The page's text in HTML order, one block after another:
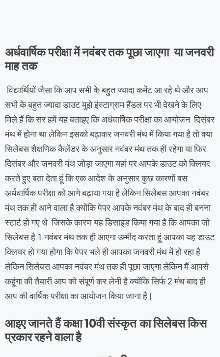
अर्धवार्षिक परीक्षा में नवंबर तक पूछा जाएगा या जनवरी
माह तक
विद्यार्थियों जैसा कि आप सभी के बहुत ज्यादा कमेंट आ रहे थे और आप
सभी के बहुत ज्यादा डाउट मुझे इंस्टाग्राम हैंडल पर भी देखने के लिए
मिले हैं कि सर हमें यह बताइए कि अर्धवार्षिक परीक्षा का आयोजन दिसंबर
मंथ में होना था लेकिन इसको बढ़ाकर जनवरी मंथ में किया गया है तो क्या
सिलेबस शैक्षणिक कैलेंडर के अनुसार नवंबर मंथ तक ही रहेगा या फिर
दिसंबर और जनवरी मंथ जोड़ा जाएगा यहां पर आपके डाउट को क्लियर
करते हुए बता देता हूं कि एक आदेश के अनुसार कुछ कारणों बस
अर्धवार्षिक परीक्षा को आगे बढ़ाया गया है लेकिन सिलेबस आपका नवंबर
मंथ तक ही आने वाला है क्योंकि पेपर आपके नवंबर मंथ के बाद ही बनना
स्टार्ट हो गए थे जिसके कारण यह डिसाइड किया गया है कि आपका जो
सिलेबस है 1 नवंबर मंथ तक ही आएगा उम्मीद करता हूं आपका यह डाउट
क्लियर हो गया होगा कि पेपर भले ही आपका जनवरी मंथ में हो रहा है
लेकिन सिलेबस आपका नवंबर मंथ तक ही पूछा जाएगा लेकिन मैं आपसे
कहूंगा की तैयारी आप को संपूर्ण कर लेनी है क्योंकि सिर्फ 2 मंथ बाद ही
आप की वार्षिक परीक्षा का आयोजन किया जाना है |
आइए जानते हैं कक्षा 10वी संस्कृतका सिलेबस किस
प्रकार रहने वाला है